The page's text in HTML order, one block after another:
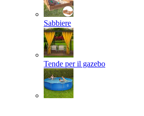
Sabbiere
Tende per il gazebo